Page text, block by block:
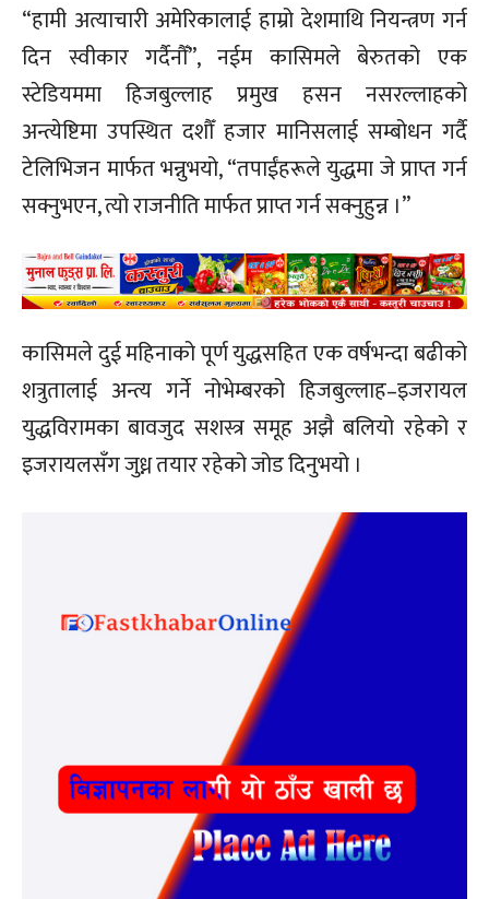
“हामी अत्याचारी अमेरिकालाई हाम्रो देशमाथि नियन्त्रण गर्न
दिन स्वीकार गर्दैनौँ”, नईम कासिमले बेरुतको एक
स्टेडियममा हिजबुल्लाह प्रमुख हसन नसरल्लाहको
अन्त्येष्टिमा उपस्थित दशौँ हजार मानिसलाई सम्बोधन गर्दै
टेलिभिजन मार्फत भन्नुभयो, “तपाईंहरूले युद्धमा जे प्राप्त गर्न
सक्नुभएन, त्यो राजनीति मार्फत प्राप्त गर्न सक्नुहुन्न ।”
कासिमले दुई महिनाको पूर्ण युद्धसहित एक वर्षभन्दा बढीको
शत्रुतालाई अन्त्य गर्ने नोभेम्बरको हिजबुल्लाह–इजरायल
युद्धविरामका बावजुद सशस्त्र समूह अझै बलियो रहेको र
इजरायलसँग जुध्न तयार रहेको जोड दिनुभयो ।